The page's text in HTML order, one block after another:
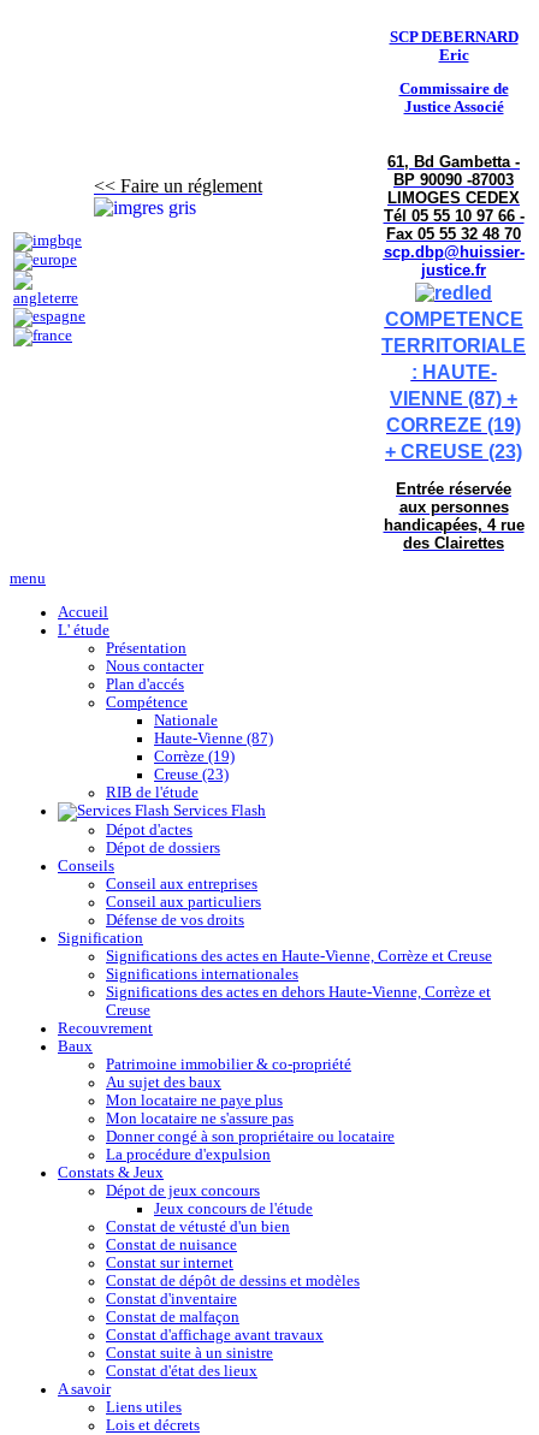
<< Faire un réglement
SCP DEBERNARD
Eric
Commissaire de
Justice Associé
61, Bd Gambetta -
BP 90090 -87003
LIMOGES CEDEX
Tél 05 55 10 97 66 -
Fax 05 55 32 48 70
scp.dbp@huissier-
justice.fr
COMPETENCE
TERRITORIALE
: HAUTE-
VIENNE (87) +
CORREZE (19)
+ CREUSE (23)
Entrée réservée
aux personnes
handicapées, 4 rue
des Clairettes
menu
Accueil
L' étude
Présentation
Nous contacter
Plan d'accés
Compétence
Nationale
Haute-Vienne (87)
Corrèze (19)
Creuse (23)
RIB de l'étude
Services Flash
Dépot d'actes
Dépot de dossiers
Conseils
Conseil aux entreprises
Conseil aux particuliers
Défense de vos droits
Signification
Significations des actes en Haute-Vienne, Corrèze et Creuse
Significations internationales
Significations des actes en dehors Haute-Vienne, Corrèze et
Creuse
Recouvrement
Baux
Patrimoine immobilier & co-propriété
Au sujet des baux
Mon locataire ne paye plus
Mon locataire ne s'assure pas
Donner congé à son propriétaire ou locataire
La procédure d'expulsion
Constats & Jeux
Dépot de jeux concours
Jeux concours de l'étude
Constat de vétusté d'un bien
Constat de nuisance
Constat sur internet
Constat de dépôt de dessins et modèles
Constat d'inventaire
Constat de malfaçon
Constat d'affichage avant travaux
Constat suite à un sinistre
Constat d'état des lieux
A savoir
Liens utiles
Lois et décrets